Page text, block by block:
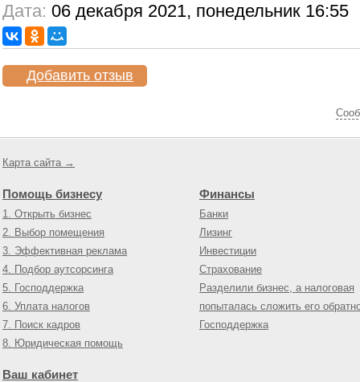
Дата: 06 декабря 2021, понедельник 16:55
Добавить отзыв
Карта сайта →
Помощь бизнесу
1. Открыть бизнес
2. Выбор помещения
3. Эффективная реклама
4. Подбор аутсорсинга
5. Господдержка
6. Уплата налогов
7. Поиск кадров
8. Юридическая помощь
Финансы
Банки
Лизинг
Инвестиции
Страхование
Разделили бизнес, а налоговая
попыталась сложить его
Господдержка
Ваш кабинет